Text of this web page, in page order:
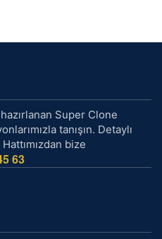
Super Clone
tanışın. Detaylı
bize
63